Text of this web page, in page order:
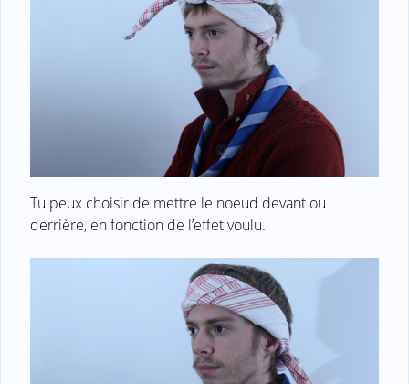
Tu peux choisir de mettre le noeud devant ou
derrière, en fonction de l’effet voulu.